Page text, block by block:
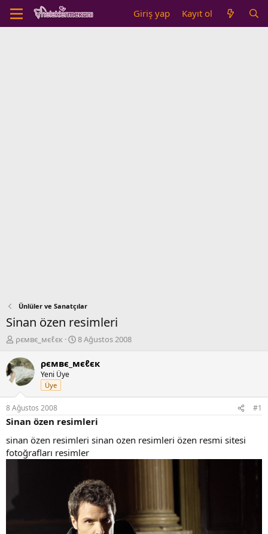
Giriş yap Kayıt ol
Ünlüler ve Sanatçılar
Sinan özen resimleri
K
n
b
u
y
u
b
a
l
a
ρємвє_мєℓєк
B
ş
ı
ç
t
a
r
i
8 Ağustos 2008
ρємвє_мєℓєк
Yeni Üye
Üye
8 Ağustos 2008 #1
Sinan özen resimleri
sinan özen resimleri sinan ozen resimleri özen resmi sitesi
fotoğrafları resimler